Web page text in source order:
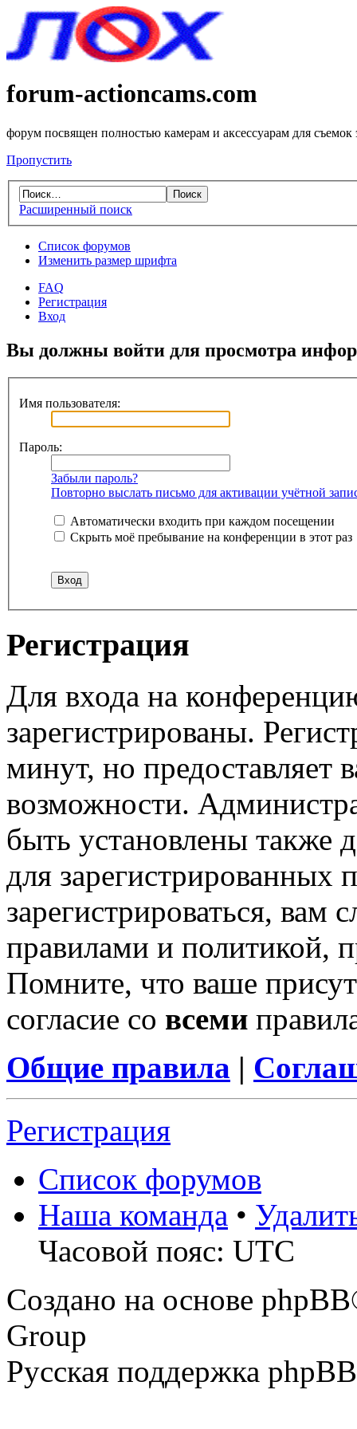
forum-actioncams.com
форум посвящен полностью камерам и аксессуарам для съемок
Пропустить
Расширенный поиск
Список форумов
Изменить размер шрифта
FAQ
Регистрация
Вход
Вы должны войти для просмотра
Имя пользователя:
Пароль:
Забыли пароль?
Повторно выслать письмо для активации учётной
Автоматически входить при каждом посещении
Скрыть моё пребывание на конференции в этот раз
Регистрация
Для входа на
зарегистрированы.
минут, но предоставляет
возможности.
быть установлены также
для зарегистрированных
зарегистрироваться, вам
правилами и политикой,
Помните, что ваше
согласие со всеми
Общие правила |
Регистрация
Список форумов
Наша команда •
Часовой пояс: UTC
Создано на основе
Group
Русская поддержка phpBB